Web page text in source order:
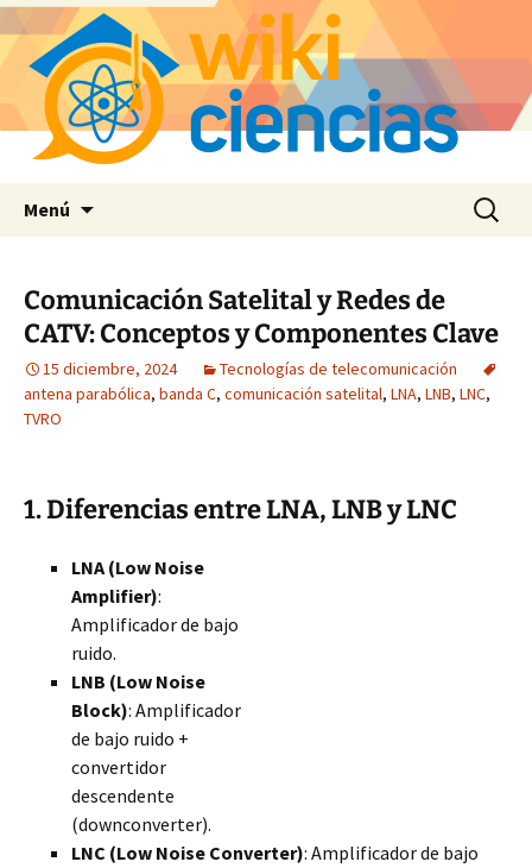
Menú Buscar:
Comunicación Satelital y Redes de
CATV: Conceptos y Componentes Clave
15 diciembre, 2024
Tecnologías de telecomunicación
antena parabólica, banda C, comunicación satelital, LNA, LNB, LNC,
TVRO
1. Diferencias entre LNA, LNB y LNC
LNA (Low Noise
Amplifier):
Amplificador de bajo
ruido.
LNB (Low Noise
Block): Amplificador
de bajo ruido +
convertidor
descendente
(downconverter).
LNC (Low Noise Converter): Amplificador de bajo